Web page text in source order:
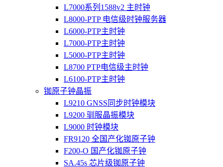
L7000系列1588v2 主时钟
L8000-PTP 电信级时钟服务器
L6000-PTP主时钟
L7000-PTP主时钟
L5000-PTP主时钟
L8700 PTP电信级主时钟
L6100-PTP主时钟
铷原子钟晶振
L9210 GNSS同步时钟模块
L9200 驯服晶振模块
L9000 时钟模块
FR9120 全国产化铷原子钟
F200-O 国产化铷原子钟
SA.45s 芯片级铷原子钟